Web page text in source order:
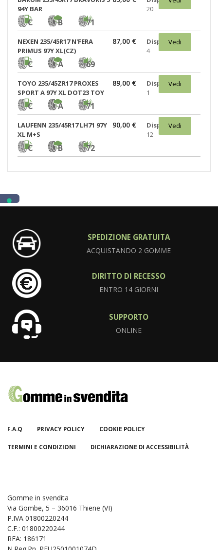
94Y BAR
C B 71
20
NEXEN 235/45R17 N'FERA
PRIMUS 97Y XL(CZ)
C A 69
87,00 €
Disponibili:
4
Vedi
TOYO 235/45ZR17 PROXES
SPORT A 97Y XL DOT23 TOY
C A 71
89,00 €
Disponibili:
1
Vedi
LAUFENN 235/45R17 LH71 97Y
XL M+S
C B 72
90,00 €
Disponibili:
12
Vedi
SPEDIZIONE GRATUITA
ACQUISTANDO 2 GOMME
DIRITTO DI RECESSO
ENTRO 14 GIORNI
SUPPORTO
ONLINE
F.A.Q PRIVACY POLICY COOKIE POLICY
TERMINI E CONDIZIONI DICHIARAZIONE DI ACCESSIBILITÀ
Gomme in svendita
Via Gombe, 5 – 36016 Thiene (VI)
P.IVA 01800220244
C.F.: 01800220244
REA: 186171